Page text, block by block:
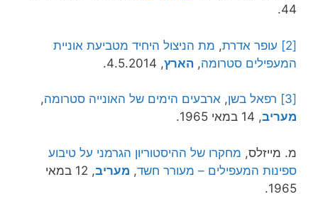
44.
[2] עופר אדרת, מת הניצול היחיד מטביעת אוניית
המעפילים סטרומה, הארץ, 4.5.2014.
[3] רפאל בשן, ארבעים הימים של האונייה סטרומה,
מעריב, 14 במאי 1965.
מ. מייזלס, מחקרו של ההיסטוריון הגרמני על טיבוע
ספינות המעפילים – מעורר חשד, מעריב
, 12 במאי
1965.